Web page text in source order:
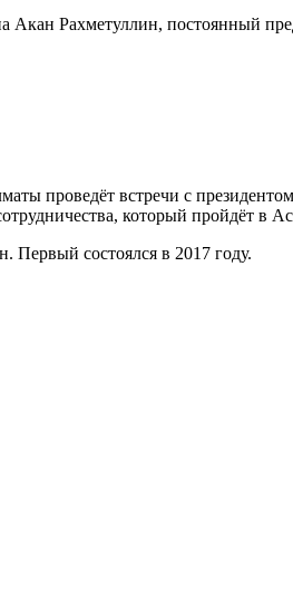
Акан Рахметуллин,
проведёт встречи с
который пройдёт
Первый состоялся в 2017 году.